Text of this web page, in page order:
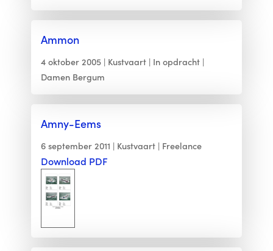
Ammon
4 oktober 2005 Kustvaart
In opdracht
Damen Bergum
Amny-Eems
6 september 2011 Kustvaart Freelance
Download PDF